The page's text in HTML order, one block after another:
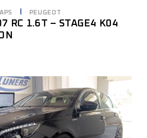
PEUGEOT
RC 1.6T – STAGE4 K04